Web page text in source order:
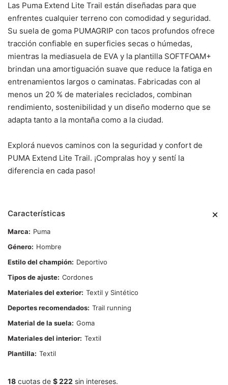
Las Puma Extend Lite Trail están diseñadas para que
enfrentes cualquier terreno con comodidad y seguridad.
Su suela de goma PUMAGRIP con tacos profundos ofrece
tracción confiable en superficies secas o húmedas,
mientras la mediasuela de EVA y la plantilla SOFTFOAM+
brindan una amortiguación suave que reduce la fatiga en
entrenamientos largos o caminatas. Fabricadas con al
menos un 20 % de materiales reciclados, combinan
rendimiento, sostenibilidad y un diseño moderno que se
adapta tanto a la montaña como a la ciudad.
Explorá nuevos caminos con la seguridad y confort de
PUMA Extend Lite Trail. ¡Compralas hoy y sentí la
diferencia en cada paso!
Características
Marca
Puma
Género
Hombre
Estilo del champión
Deportivo
Tipos de ajuste Cordones
Materiales del exterior Textil y Sintético
Deportes recomendados Trail running
Material de la suela
Goma
Materiales del interior Textil
Plantilla
Textil
18 cuotas de $ 222 sin intereses.